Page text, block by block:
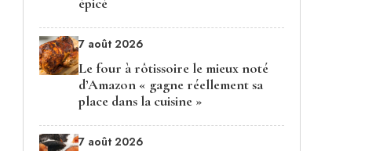
7 août 2026
Le four à rôtissoire le mieux noté
d’Amazon « gagne réellement sa
place dans la cuisine »
7 août 2026